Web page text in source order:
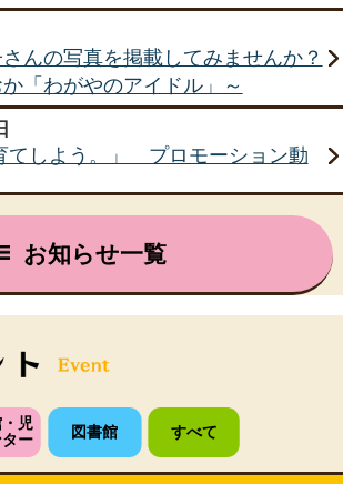
んの写真を掲載してみませんか？
「わがやのアイドル」～
てしよう。」 プロモーション動
の無償化について
換がしやすい！石岡市内の「赤ち
プン！
お知らせ一覧
・児
ー
図書館 すべて